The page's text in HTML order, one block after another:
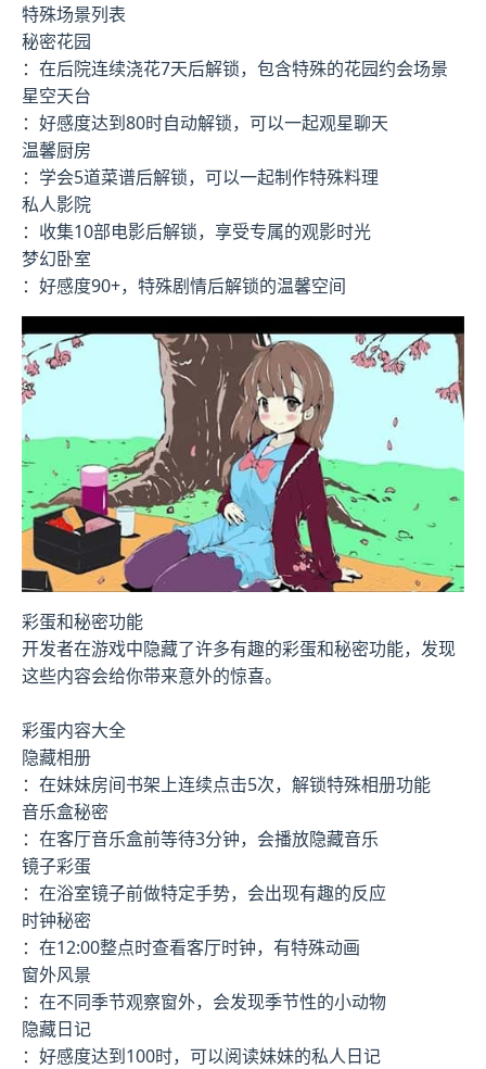
特殊场景列表
秘密花园
：在后院连续浇花7天后解锁，包含特殊的花园约会场景
星空天台
：好感度达到80时自动解锁，可以一起观星聊天
温馨厨房
：学会5道菜谱后解锁，可以一起制作特殊料理
私人影院
：收集10部电影后解锁，享受专属的观影时光
梦幻卧室
：好感度90+，特殊剧情后解锁的温馨空间
彩蛋和秘密功能
开发者在游戏中隐藏了许多有趣的彩蛋和秘密功能，发现
这些内容会给你带来意外的惊喜。
彩蛋内容大全
隐藏相册
：在妹妹房间书架上连续点击5次，解锁特殊相册功能
音乐盒秘密
：在客厅音乐盒前等待3分钟，会播放隐藏音乐
镜子彩蛋
：在浴室镜子前做特定手势，会出现有趣的反应
时钟秘密
：在12:00整点时查看客厅时钟，有特殊动画
窗外风景
：在不同季节观察窗外，会发现季节性的小动物
隐藏日记
：好感度达到100时，可以阅读妹妹的私人日记